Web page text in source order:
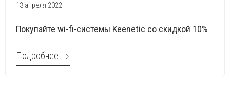
13 апреля 2022
Покупайте wi-fi-системы Keenetic со скидкой 10%
Подробнее